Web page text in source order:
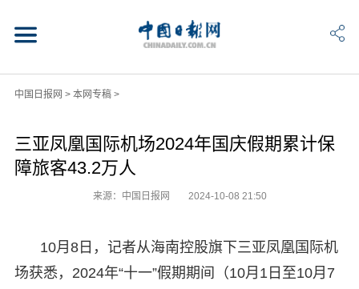
中国日报网 > 本网专稿>
三亚凤凰国际机场2024年国庆假期累计保
障旅客43.2万人
来源：中国日报网 2024-10-08 21:50
10月8日，记者从海南控股旗下三亚凤凰国际机
场获悉，2024年“十一”假期期间（10月1日至10月7